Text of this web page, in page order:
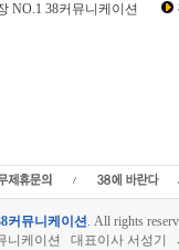
NO.1 38커뮤니케이션
커뮤니케이션. All rights
니케이션 대표이사 서성기